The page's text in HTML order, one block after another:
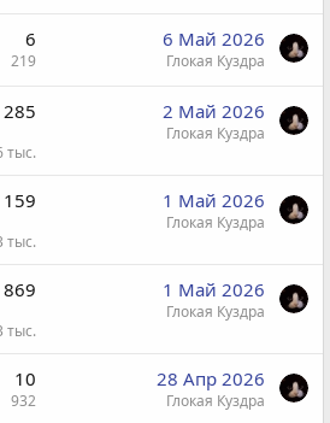
6
219
6 Май 2026
Глокая Куздра
285
тыс.
2 Май 2026
Глокая Куздра
159
тыс.
1 Май 2026
Глокая Куздра
869
тыс.
1 Май 2026
Глокая Куздра
10
932
28 Апр 2026
Глокая Куздра